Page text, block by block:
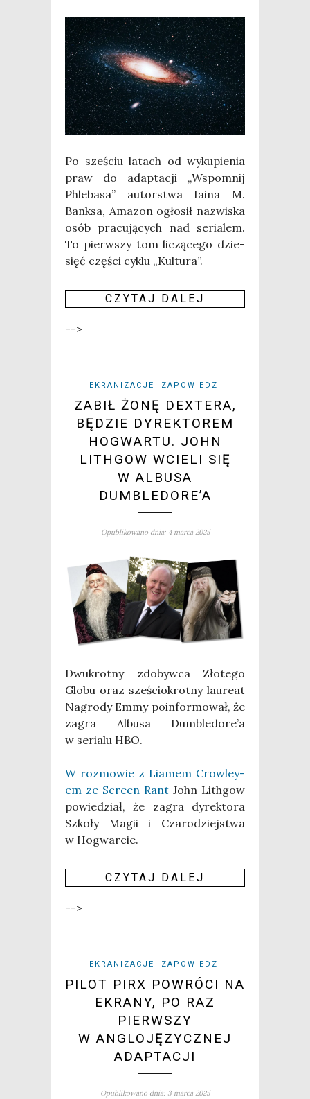
Po sze­ściu latach od wyku­pie­nia
praw do adap­ta­cji „Wspo­mnij
Phle­ba­sa” autor­stwa Iaina M.
Bank­sa, Ama­zon ogło­sił nazwi­ska
osób pra­cu­ją­cych nad seria­lem.
To pierw­szy tom liczą­ce­go dzie­
sięć czę­ści cyklu „Kul­tu­ra”.
CZY­TAJ DALEJ
-->
EKRANIZACJE ZAPOWIEDZI
ZABIŁ ŻONĘ DEXTERA,
BĘDZIE DYREKTOREM
HOGWARTU. JOHN
LITHGOW WCIELI SIĘ
W ALBUSA
DUMBLEDORE’A
Opublikowano dnia: 4 marca 2025
Dwu­krot­ny zdo­byw­ca Zło­te­go
Glo­bu oraz sze­ścio­krot­ny lau­re­at
Nagro­dy Emmy poin­for­mo­wał, że
zagra Albu­sa Dumbledore’a
w seria­lu HBO.
W roz­mo­wie z Lia­mem Crow­ley­
em ze Scre­en Rant John Lith­gow
powie­dział, że zagra dyrek­to­ra
Szko­ły Magii i Cza­ro­dziej­stwa
w Hogwarcie.
CZY­TAJ DALEJ
-->
EKRANIZACJE ZAPOWIEDZI
PILOT PIRX POWRÓCI NA
EKRANY, PO RAZ
PIERWSZY
W ANGLOJĘZYCZNEJ
ADAPTACJI
Opublikowano dnia: 3 marca 2025